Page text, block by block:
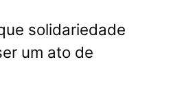
solidariedade
um ato de